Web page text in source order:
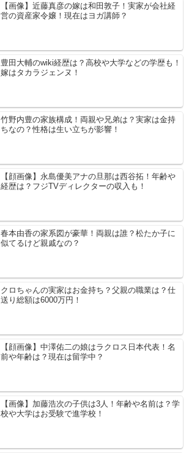
【画像】近藤真彦の嫁は和田敦子！実家が会社経
営の資産家令嬢！現在はヨガ講師？
豊田大輔のwiki経歴は？高校や大学などの学歴も！
嫁はタカラジェンヌ！
竹野内豊の家族構成！両親や兄弟は？実家は金持
ちなの？性格は生い立ちが影響！
【顔画像】永島優美アナの旦那は西谷拓！年齢や
経歴は？フジTVディレクターの収入も！
春本由香の家系図が豪華！両親は誰？松たか子に
似てるけど親戚なの？
クロちゃんの実家はお金持ち？父親の職業は？仕
送り総額は6000万円！
【顔画像】中澤佑二の娘はラクロス日本代表！名
前や年齢は？現在は留学中？
【画像】加藤浩次の子供は3人！年齢や名前は？学
校や大学はお受験で進学校！